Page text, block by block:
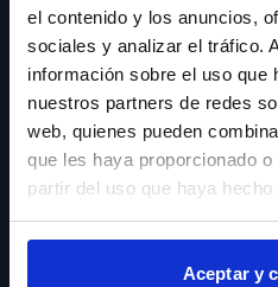
el contenido y los anuncios,
sociales y analizar el tráfico.
información sobre el uso que
nuestros partners de redes
web, quienes pueden
que les haya proporcionado
partir del uso que haya
Aceptar y
NEWSLETTER
Suscríbete y recibe las últimas
Acepto los
Términos y
Condiciones